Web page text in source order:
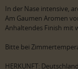
In der Nase intensive,
Am Gaumen Aromen
Anhaltendes Finish mit
Bitte bei
HERKUNFT: Deutschland